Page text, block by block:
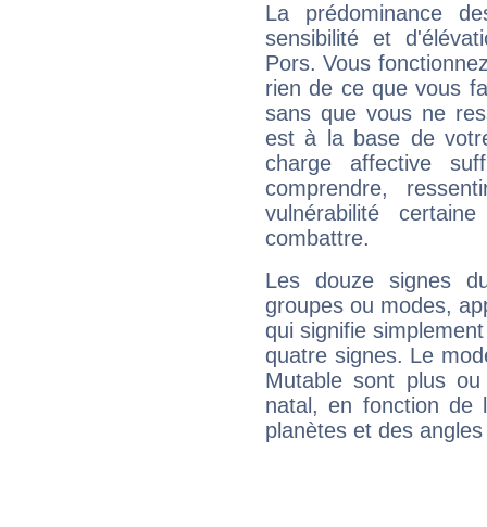
La prédominance
sensibilité et
Pors. Vous
rien de ce que vous
sans que vous ne
est à la base de
charge affective
comprendre,
vulnérabilité
combattre.
Les douze signes
groupes ou modes,
qui signifie
quatre signes. Le
Mutable sont plus
natal, en fonction de
planètes et des